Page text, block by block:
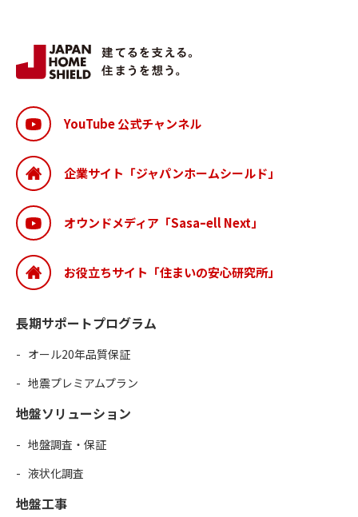
YouTube 公式チャンネル
企業サイト「ジャパンホームシールド」
オウンドメディア「Sasaｰell Next」
お役立ちサイト「住まいの安心研究所」
長期サポートプログラム
オール20年品質保証
地震プレミアムプラン
地盤ソリューション
地盤調査・保証
液状化調査
地盤工事